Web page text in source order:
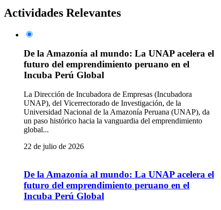
Actividades Relevantes
De la Amazonía al mundo: La UNAP acelera el
futuro del emprendimiento peruano en el
Incuba Perú Global
La Dirección de Incubadora de Empresas (Incubadora
UNAP), del Vicerrectorado de Investigación, de la
Universidad Nacional de la Amazonía Peruana (UNAP), da
un paso histórico hacia la vanguardia del emprendimiento
global...
22 de julio de 2026
De la Amazonía al mundo: La UNAP acelera el
futuro del emprendimiento peruano en el
Incuba Perú Global